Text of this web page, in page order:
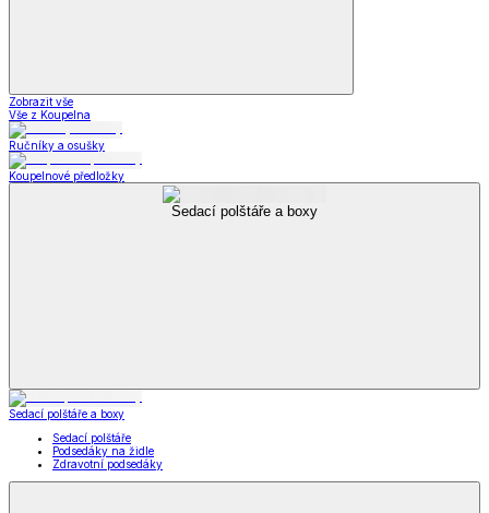
Zobrazit vše
Vše z Koupelna
Ručníky a osušky
Koupelnové předložky
Sedací polštáře a boxy
Sedací polštáře a boxy
Sedací polštáře
Podsedáky na židle
Zdravotní podsedáky